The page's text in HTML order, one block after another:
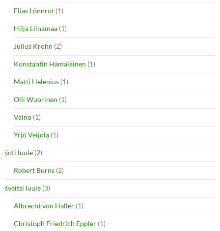
Elias Lönnrot (1)
Hilja Liinamaa (1)
Julius Krohn (2)
Konstantin Hämäläinen (1)
Matti Helenius (1)
Olli Wuorinen (1)
Vainö (1)
Yrjö Veijola (1)
šoti luule (2)
Robert Burns (2)
šveitsi luule (3)
Albrecht von Haller (1)
Christoph Friedrich Eppler (1)